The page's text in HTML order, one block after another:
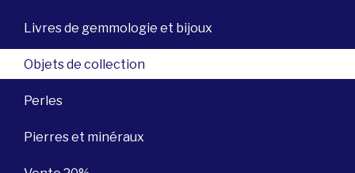
Livres de gemmologie et bijoux
Objets de collection
Perles
Pierres et minéraux